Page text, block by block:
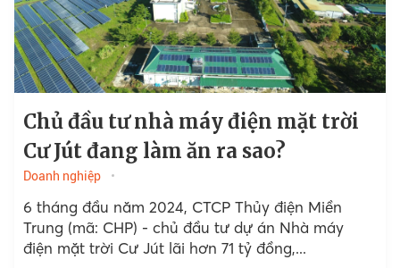
Chủ đầu tư nhà máy điện mặt trời
Cư Jút đang làm ăn ra sao?
Doanh nghiệp
6 tháng đầu năm 2024, CTCP Thủy điện Miền
Trung (mã: CHP) - chủ đầu tư dự án Nhà máy
điện mặt trời Cư Jút lãi hơn 71 tỷ đồng,...